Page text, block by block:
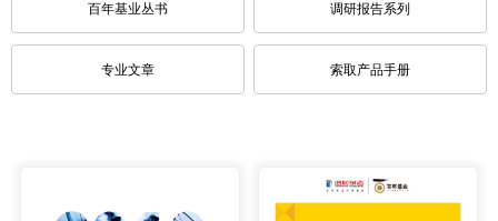
百年基业丛书 调研报告系列
专业文章 索取产品手册